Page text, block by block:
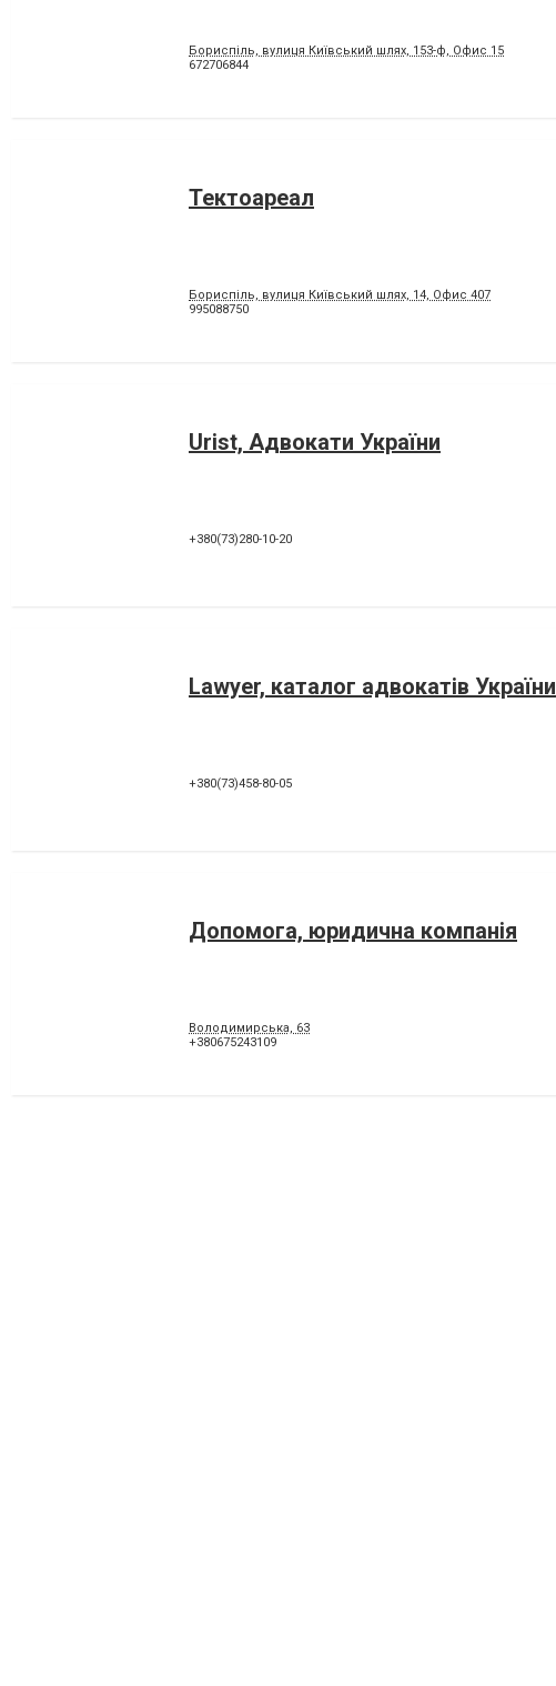
Бориспіль, вулиця Київський шлях, 153-ф, Офис 15
672706844
Тектоареал
Бориспіль, вулиця Київський шлях, 14, Офис 407
995088750
Urist, Адвокати України
+380(73)280-10-20
Lawyer, каталог адвокатів України
+380(73)458-80-05
Допомога, юридична компанія
Володимирська, 63
+380675243109